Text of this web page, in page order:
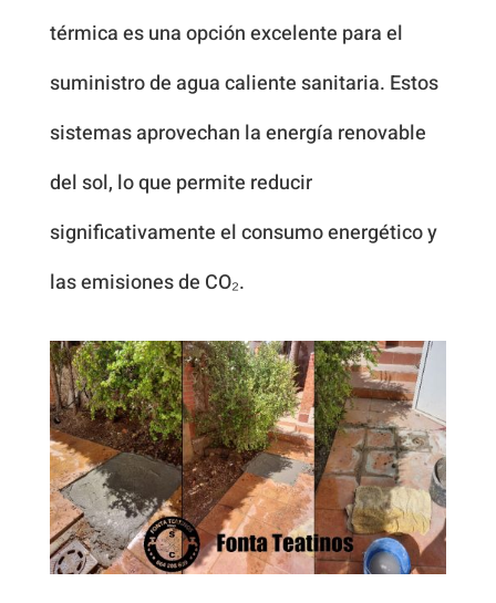
térmica es una opción excelente para el
suministro de agua caliente sanitaria. Estos
sistemas aprovechan la energía renovable
del sol, lo que permite reducir
significativamente el consumo energético y
las emisiones de CO₂.